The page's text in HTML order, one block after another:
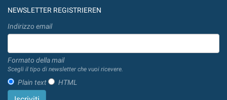
NEWSLETTER REGISTRIEREN
Indirizzo email
Formato della mail
Scegli il tipo di newsletter che vuoi ricevere.
Plain text HTML